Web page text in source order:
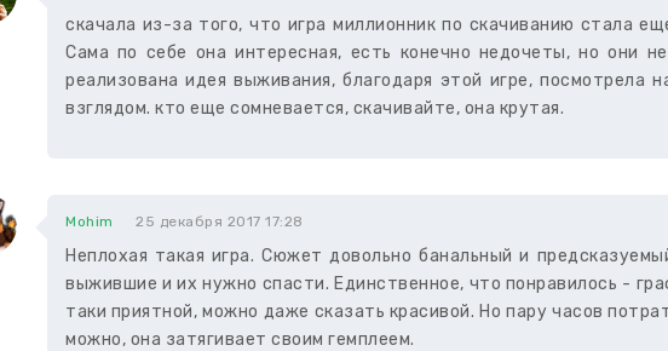
скачала из-за того, что игра миллионник по скачиванию стала
Сама по себе она интересная, есть конечно недочеты, но они
реализована идея выживания, благодаря этой игре, посмотрела
взглядом. кто еще сомневается, скачивайте, она крутая.
Mohim 25 декабря 2017 17:28
Неплохая такая игра. Сюжет довольно банальный и
выжившие и их нужно спасти. Единственное, что понравилось -
таки приятной, можно даже сказать красивой. Но пару часов
можно, она затягивает своим гемплеем.